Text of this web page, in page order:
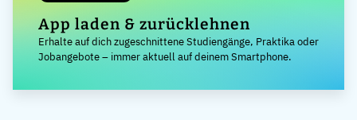
App laden & zurücklehnen
Erhalte auf dich zugeschnittene Studiengänge, Praktika oder
Jobangebote – immer aktuell auf deinem Smartphone.